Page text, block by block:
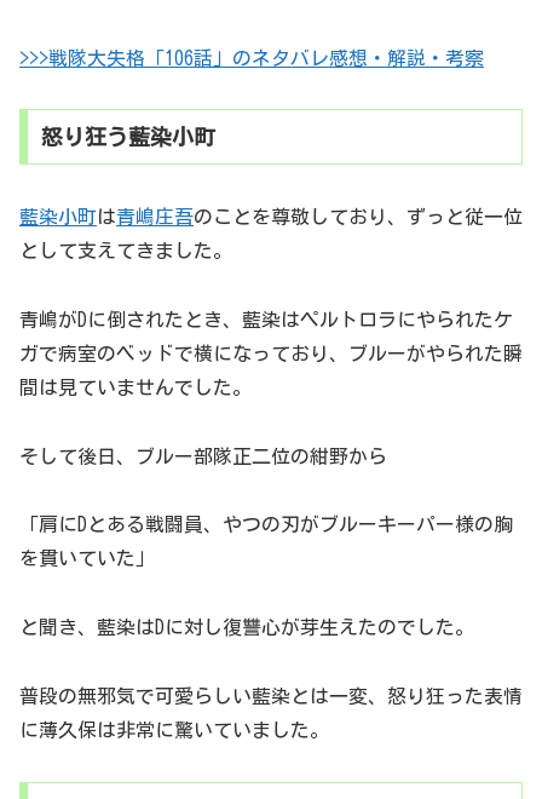
>>>戦隊大失格「106話」のネタバレ感想・解説・考察
怒り狂う藍染小町
藍染小町は青嶋庄吾のことを尊敬しており、ずっと従一位
として支えてきました。
青嶋がDに倒されたとき、藍染はペルトロラにやられたケ
ガで病室のベッドで横になっており、ブルーがやられた瞬
間は見ていませんでした。
そして後日、ブルー部隊正二位の紺野から
「肩にDとある戦闘員、やつの刃がブルーキーパー様の胸
を貫いていた」
と聞き、藍染はDに対し復讐心が芽生えたのでした。
普段の無邪気で可愛らしい藍染とは一変、怒り狂った表情
に薄久保は非常に驚いていました。